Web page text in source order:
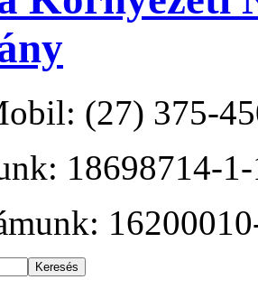
(27) 375-
18698714-